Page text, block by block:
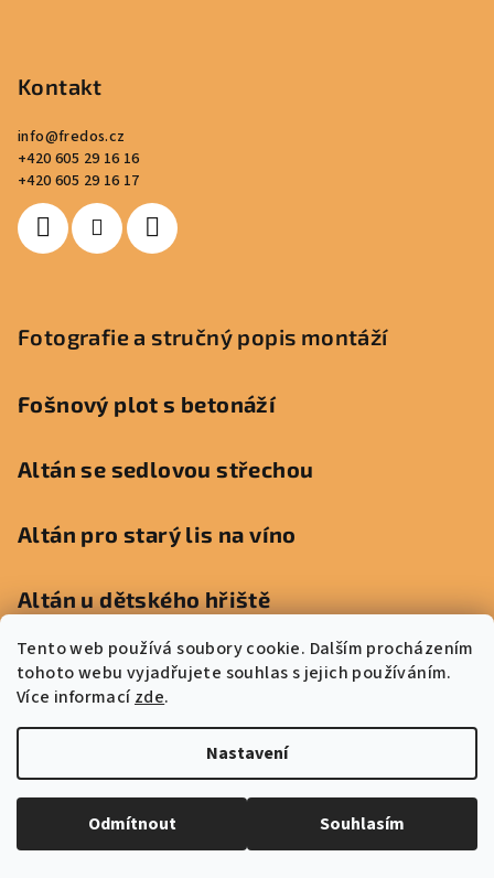
Tento web používá soubory cookie. Dalším procházením
tohoto webu vyjadřujete souhlas s jejich používáním.
Více informacízde.
Nastavení
Odmítnout Souhlasím
Kontakt
info@fredos.cz
+420 605 29 16 16
+420 605 29 16 17
Fotografie a stručný popis montáží
Fošnový plot s betonáží
Altán se sedlovou střechou
Altán pro starý lis na víno
Altán u dětského hřiště
Altán u Trailu
Altán na místě bývalé rozhledny